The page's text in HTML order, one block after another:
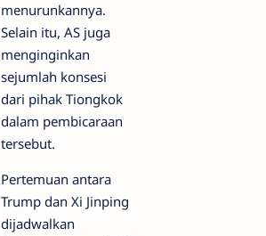
menurunkannya.
Selain itu, AS juga
menginginkan
sejumlah konsesi
dari pihak Tiongkok
dalam pembicaraan
tersebut.
Pertemuan antara
Trump dan Xi Jinping
dijadwalkan